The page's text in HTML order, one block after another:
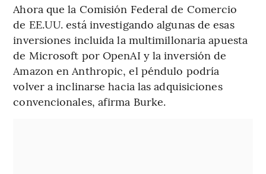
Ahora que la Comisión Federal de Comercio
de EE.UU. está investigando algunas de esas
inversiones incluida la multimillonaria apuesta
de Microsoft por OpenAI y la inversión de
Amazon en Anthropic, el péndulo podría
volver a inclinarse hacia las adquisiciones
convencionales, afirma Burke.